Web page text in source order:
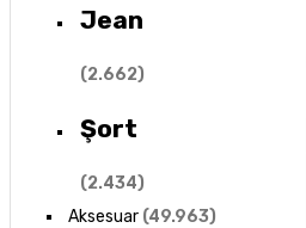
Jean
(2.662)
Şort
(2.434)
Aksesuar(49.963)